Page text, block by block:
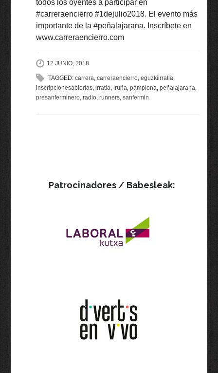
todos los oyentes a participar en
#carreraencierro #1dejulio2018. El evento más
importante de la #peñalajarana. Inscríbete en
www.carreraencierro.com
12 JUNIO, 2018
TAGGED: carrera, carreraencierro, eguzkiirratia,
inscripcionesabiertas, irratia, iruña, pamplona, peñalajarana,
presanferminero, radio, runners, sanfermin